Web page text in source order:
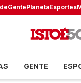
GentePlanetaEsportes
GENTE